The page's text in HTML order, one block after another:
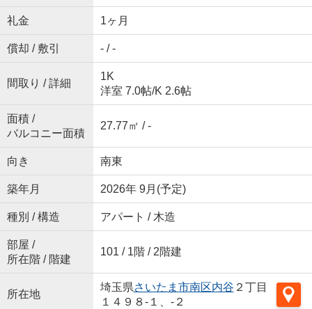
礼金 1ヶ月
償却 / 敷引 - / -
間取り / 詳細
1K
洋室 7.0帖/K 2.6帖
面積 /
バルコニー面積
27.77㎡ / -
向き 南東
築年月 2026年 9月(予定)
種別 / 構造 アパート / 木造
部屋 /
所在階 / 階建
101 / 1階 / 2階建
所在地
埼玉県さいたま市南区内谷 ２丁目
１４９８-１、-２